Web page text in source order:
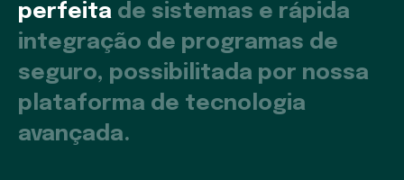
perfeita de sistemas e rápida
integração de programas de
seguro, possibilitada por nossa
plataforma de tecnologia
avançada.